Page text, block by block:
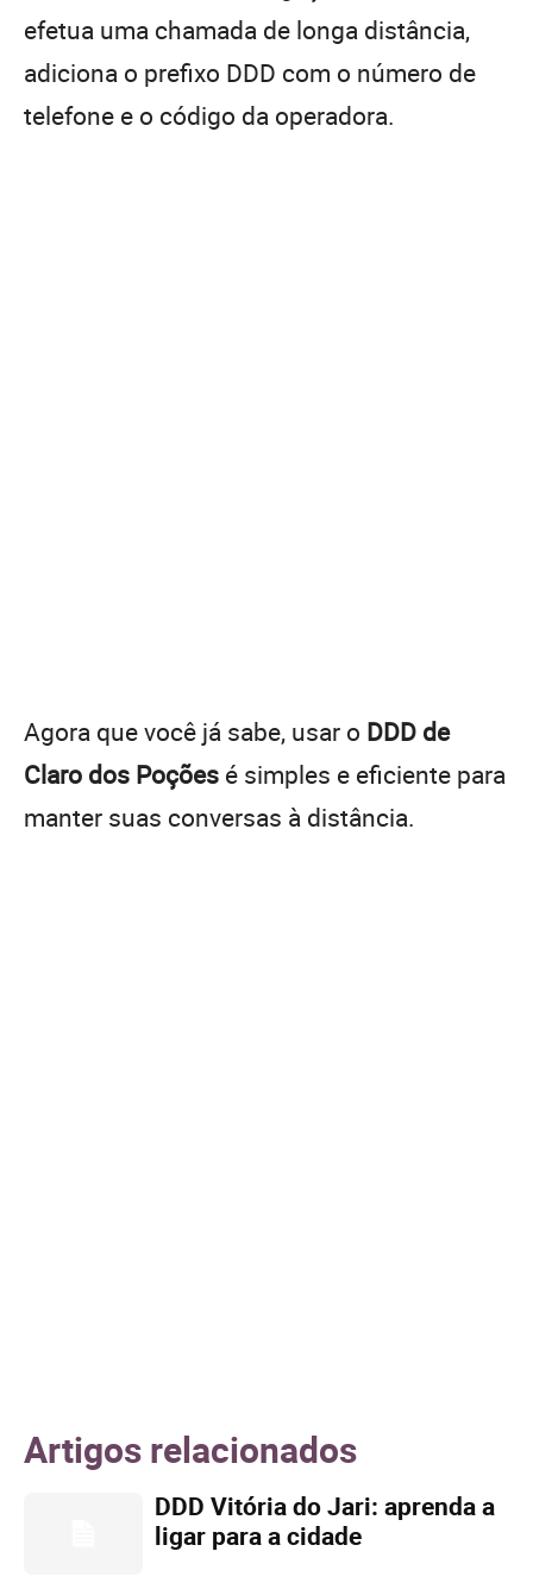
efetua uma chamada de longa distância,
adiciona o prefixo DDD com o número de
telefone e o código da operadora.
Agora que você já sabe, usar o DDD de
Claro dos Poções é simples e eficiente para
manter suas conversas à distância.
Artigos relacionados
DDD Vitória do Jari: aprenda a
ligar para a cidade